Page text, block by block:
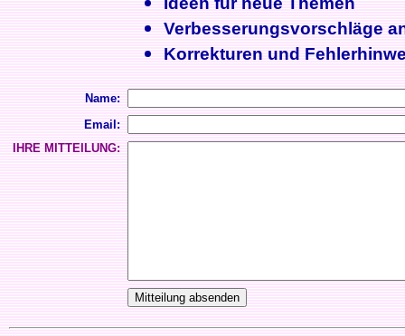
Verbesserungsvorschläge
Korrekturen und
Name:
Email:
IHRE MITTEILUNG: